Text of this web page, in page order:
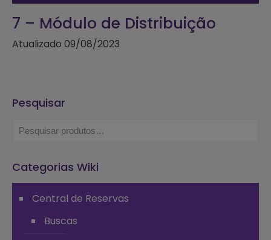
7 – Módulo de Distribuição
Atualizado 09/08/2023
Pesquisar
Categorias Wiki
Central de Reservas
Buscas